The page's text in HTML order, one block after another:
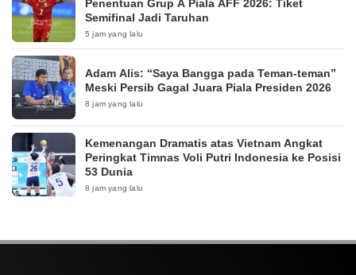
Penentuan Grup A Piala AFF 2026: Tiket
Semifinal Jadi Taruhan
5 jam yang lalu
Adam Alis: “Saya Bangga pada Teman-teman”
Meski Persib Gagal Juara Piala Presiden 2026
8 jam yang lalu
Kemenangan Dramatis atas Vietnam Angkat
Peringkat Timnas Voli Putri Indonesia ke Posisi
53 Dunia
8 jam yang lalu